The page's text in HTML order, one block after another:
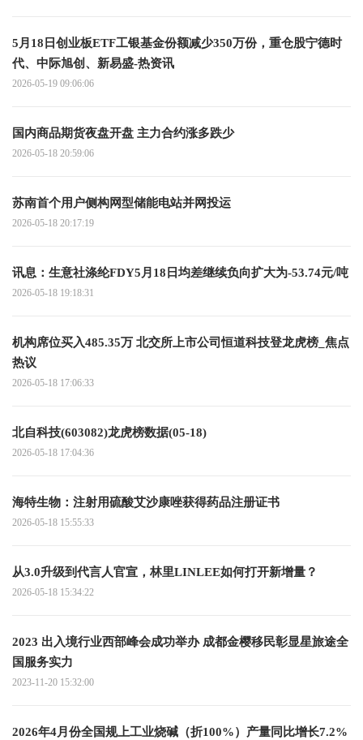
5月18日创业板ETF工银基金份额减少350万份，重仓股宁德时
代、中际旭创、新易盛-热资讯
2026-05-19 09:06:06
国内商品期货夜盘开盘 主力合约涨多跌少
2026-05-18 20:59:06
苏南首个用户侧构网型储能电站并网投运
2026-05-18 20:17:19
讯息：生意社涤纶FDY5月18日均差继续负向扩大为-53.74元/吨
2026-05-18 19:18:31
机构席位买入485.35万 北交所上市公司恒道科技登龙虎榜_焦点
热议
2026-05-18 17:06:33
北自科技(603082)龙虎榜数据(05-18)
2026-05-18 17:04:36
海特生物：注射用硫酸艾沙康唑获得药品注册证书
2026-05-18 15:55:33
从3.0升级到代言人官宣，林里LINLEE如何打开新增量？
2026-05-18 15:34:22
2023 出入境行业西部峰会成功举办 成都金樱移民彰显星旅途全
国服务实力
2023-11-20 15:32:00
2026年4月份全国规上工业烧碱（折100%）产量同比增长7.2%